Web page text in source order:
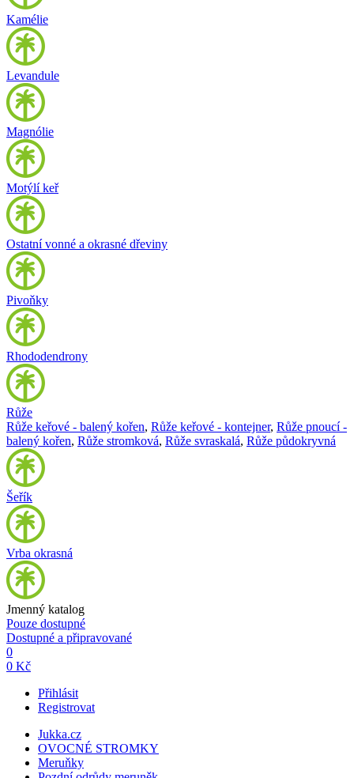
Kamélie
Levandule
Magnólie
Motýlí keř
Ostatní vonné a okrasné dřeviny
Pivoňky
Rhododendrony
Růže
Růže keřové - balený kořen, Růže keřové - kontejner, Růže pnoucí -
balený kořen, Růže stromková, Růže svraskalá, Růže půdokryvná
Šeřík
Vrba okrasná
Jmenný katalog
Pouze dostupné
Dostupné a připravované
0
0 Kč
Přihlásit
Registrovat
Jukka.cz
OVOCNÉ STROMKY
Meruňky